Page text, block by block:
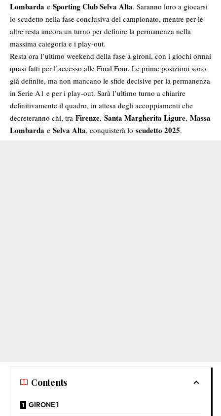
Lombarda e Sporting ClubSelva Alta. Saranno loro a giocarsi
lo scudetto nella fase conclusiva del campionato, mentre per le
altre resta ancora un turno per definire la permanenza nella
massima categoria e i play-out.
Resta ora l’ultimo weekend della fase a gironi, con i giochi ormai
quasi fatti per l’accesso alle Final Four. Le prime posizioni sono
già definite, ma non mancano le sfide decisive per la permanenza
in Serie A1 e per i play-out. Sarà l’ultimo turno a chiarire
definitivamente il quadro, in attesa degli accoppiamenti che
decreteranno chi, tra Firenze, Santa Margherita Ligure, Massa
Lombarda e Selva Alta, conquisterà lo scudetto 2025.
Contents
GIRONE 1